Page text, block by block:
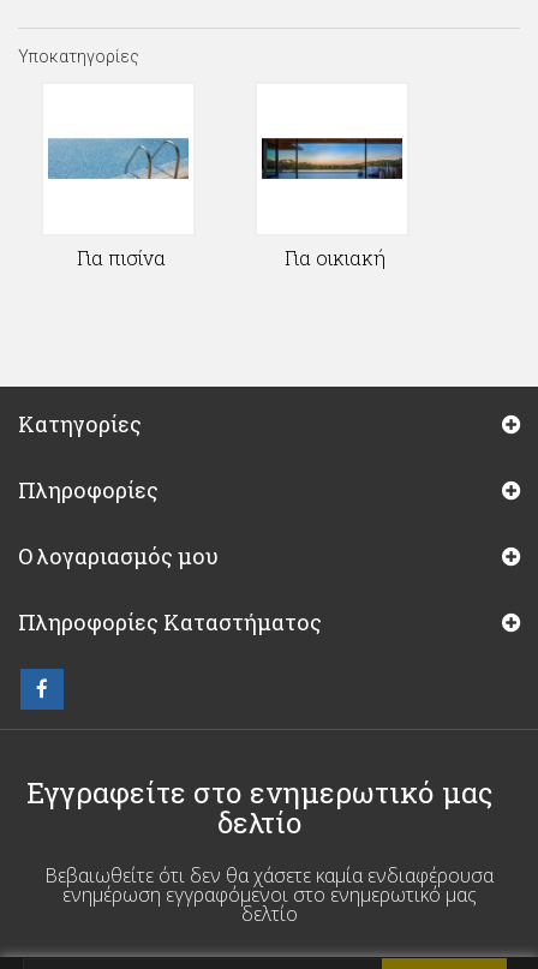
Υποκατηγορίες
Για πισίνα Για οικιακή
Κατηγορίες
Πληροφορίες
Ο λογαριασμός μου
Πληροφορίες Καταστήματος
Εγγραφείτε στο ενημερωτικό μας
δελτίο
Βεβαιωθείτε ότι δεν θα χάσετε καμία ενδιαφέρουσα
ενημέρωση εγγραφόμενοι στο ενημερωτικό μας
δελτίο